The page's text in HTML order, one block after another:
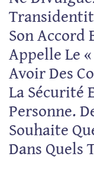
Son Accord
Appelle Le
Avoir Des
La Sécurité
Personne.
Souhaite
Dans Quels